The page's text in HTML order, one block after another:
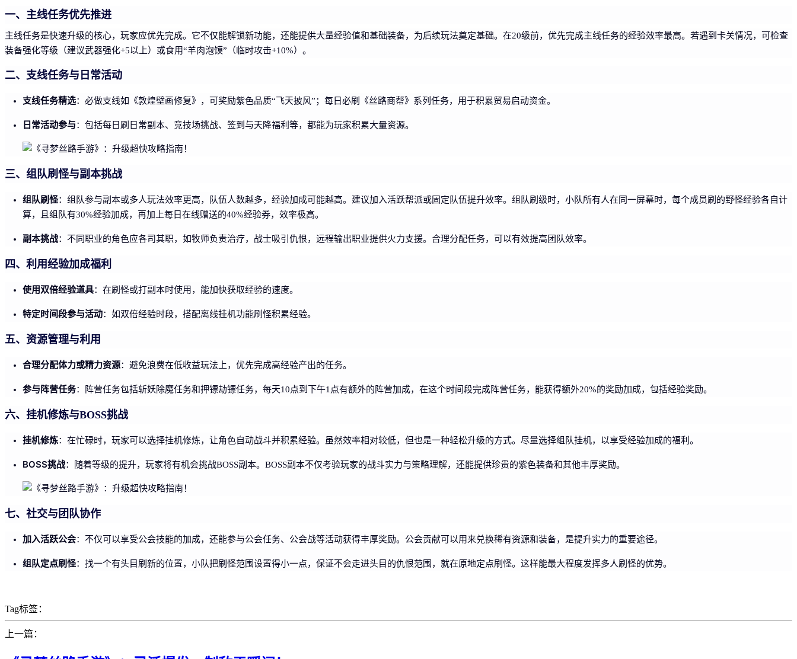
一、主线任务优先推进
主线任务是快速升级的核心，玩家应优先完成。它不仅能解锁新功能，还能提供大量经验值和基础装备，为后续玩法奠定基础。在20级前，优先完成主线任务的经验效率最高。若遇到卡关情况，可检查
装备强化等级（建议武器强化+5以上）或食用“羊肉泡馍”（临时攻击+10%）。
二、支线任务与日常活动
支线任务精选：必做支线如《敦煌壁画修复》，可奖励紫色品质“飞天披风”；每日必刷《丝路商帮》系列任务，用于积累贸易启动资金。
日常活动参与：包括每日刷日常副本、竞技场挑战、签到与天降福利等，都能为玩家积累大量资源。
三、组队刷怪与副本挑战
组队刷怪：组队参与副本或多人玩法效率更高，队伍人数越多，经验加成可能越高。建议加入活跃帮派或固定队伍提升效率。组队刷级时，小队所有人在同一屏幕时，每个成员刷的野怪经验各自计
算，且组队有30%经验加成，再加上每日在线赠送的40%经验券，效率极高。
副本挑战：不同职业的角色应各司其职，如牧师负责治疗，战士吸引仇恨，远程输出职业提供火力支援。合理分配任务，可以有效提高团队效率。
四、利用经验加成福利
使用双倍经验道具：在刷怪或打副本时使用，能加快获取经验的速度。
特定时间段参与活动：如双倍经验时段，搭配离线挂机功能刷怪积累经验。
五、资源管理与利用
合理分配体力或精力资源：避免浪费在低收益玩法上，优先完成高经验产出的任务。
参与阵营任务：阵营任务包括斩妖除魔任务和押镖劫镖任务，每天10点到下午1点有额外的阵营加成，在这个时间段完成阵营任务，能获得额外20%的奖励加成，包括经验奖励。
六、挂机修炼与BOSS挑战
挂机修炼：在忙碌时，玩家可以选择挂机修炼，让角色自动战斗并积累经验。虽然效率相对较低，但也是一种轻松升级的方式。尽量选择组队挂机，以享受经验加成的福利。
BOSS挑战：随着等级的提升，玩家将有机会挑战BOSS副本。BOSS副本不仅考验玩家的战斗实力与策略理解，还能提供珍贵的紫色装备和其他丰厚奖励。
七、社交与团队协作
加入活跃公会：不仅可以享受公会技能的加成，还能参与公会任务、公会战等活动获得丰厚奖励。公会贡献可以用来兑换稀有资源和装备，是提升实力的重要途径。
组队定点刷怪：找一个有头目刷新的位置，小队把刷怪范围设置得小一点，保证不会走进头目的仇恨范围，就在原地定点刷怪。这样能最大程度发挥多人刷怪的优势。
Tag标签：
上一篇：